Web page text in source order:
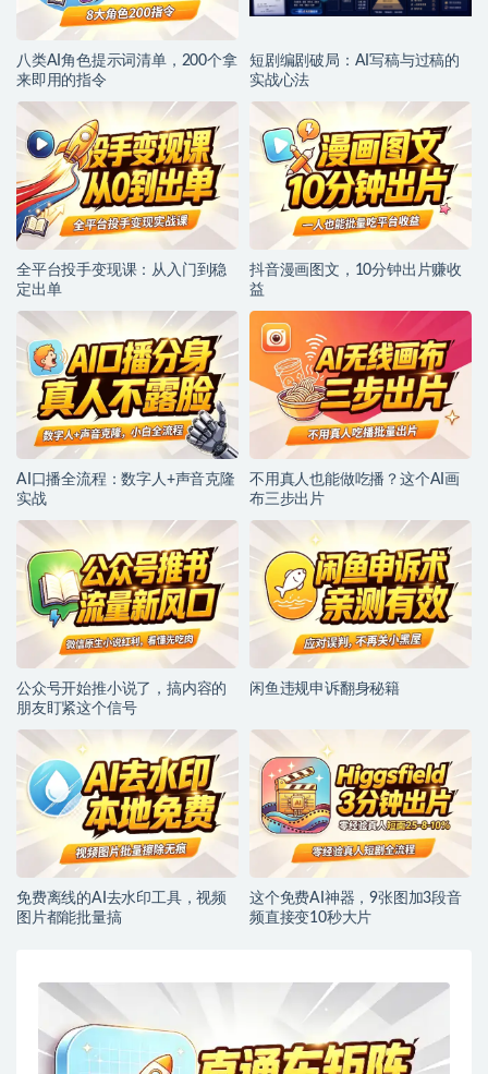
八类AI角色提示词清单，200个拿
来即用的指令
短剧编剧破局：AI写稿与过稿的
实战心法
全平台投手变现课：从入门到稳
定出单
抖音漫画图文，10分钟出片赚收
益
AI口播全流程：数字人+声音克隆
实战
不用真人也能做吃播？这个AI画
布三步出片
公众号开始推小说了，搞内容的
朋友盯紧这个信号
闲鱼违规申诉翻身秘籍
免费离线的AI去水印工具，视频
图片都能批量搞
这个免费AI神器，9张图加3段音
频直接变10秒大片